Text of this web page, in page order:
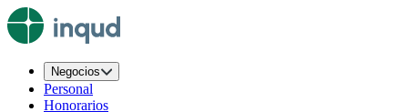
Negocios
Personal
Honorarios